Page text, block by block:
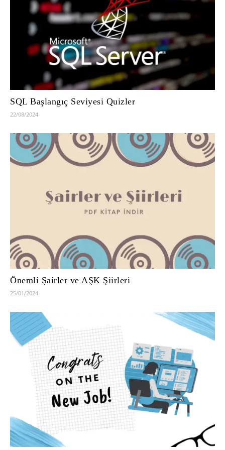
SQL Başlangıç Seviyesi Quizler
22/08/2024
Önemli Şairler ve AŞK Şiirleri
25/01/2024